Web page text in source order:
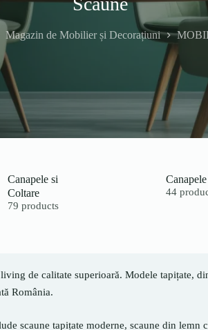
Magazin de Mobilier și Decorațiuni
Canapele si
Coltare
79 products
Canapele
44
de calitate superioară. Modele tapițate,
România.
scaune tapițate moderne, scaune din